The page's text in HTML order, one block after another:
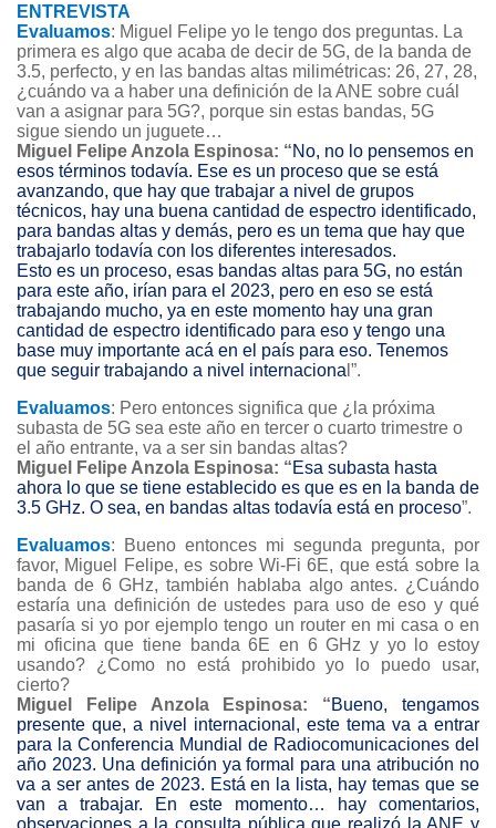
ENTREVISTA
Evaluamos: Miguel Felipe yo le tengo dos preguntas. La
primera es algo que acaba de decir de 5G, de la banda de
3.5, perfecto, y en las bandas altas milimétricas: 26, 27, 28,
¿cuándo va a haber una definición de la ANE sobre cuál
van a asignar para 5G?, porque sin estas bandas, 5G
sigue siendo un juguete…
Miguel Felipe Anzola Espinosa: “No, no lo pensemos en
esos términos todavía. Ese es un proceso que se está
avanzando, que hay que trabajar a nivel de grupos
técnicos, hay una buena cantidad de espectro identificado,
para bandas altas y demás, pero es un tema que hay que
trabajarlo todavía con los diferentes interesados.
Esto es un proceso, esas bandas altas para 5G, no están
para este año, irían para el 2023, pero en eso se está
trabajando mucho, ya en este momento hay una gran
cantidad de espectro identificado para eso y tengo una
base muy importante acá en el país para eso. Tenemos
que seguir trabajando a nivel internaciona l”.
Evaluamos: Pero entonces significa que ¿la próxima
subasta de 5G sea este año en tercer o cuarto trimestre o
el año entrante, va a ser sin bandas altas?
Miguel Felipe Anzola Espinosa: “Esa subasta hasta
ahora lo que se tiene establecido es que es en la banda de
3.5 GHz. O sea, en bandas altas todavía está en proceso”.
Evaluamos: Bueno entonces mi segunda pregunta, por
favor, Miguel Felipe, es sobre Wi-Fi 6E, que está sobre la
banda de 6 GHz, también hablaba algo antes. ¿Cuándo
estaría una definición de ustedes para uso de eso y qué
pasaría si yo por ejemplo tengo un router en mi casa o en
mi oficina que tiene banda 6E en 6 GHz y yo lo estoy
usando? ¿Como no está prohibido yo lo puedo usar,
cierto?
Miguel Felipe Anzola Espinosa: “Bueno, tengamos
presente que, a nivel internacional, este tema va a entrar
para la Conferencia Mundial de Radiocomunicaciones del
año 2023. Una definición ya formal para una atribución no
va a ser antes de 2023. Está en la lista, hay temas que se
van a trabajar. En este momento… hay comentarios,
observaciones a la consulta pública que realizó la ANE y